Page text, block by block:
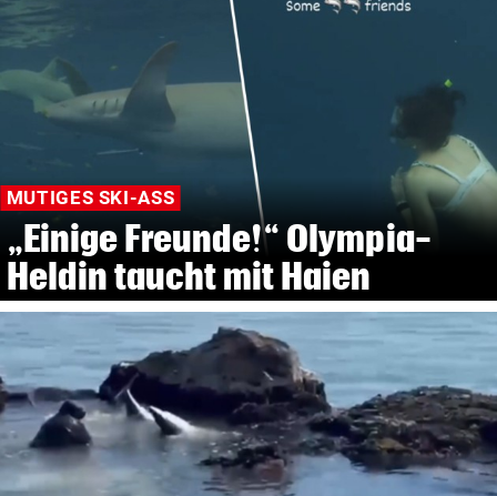
MUTIGES SKI-ASS
„Einige Freunde!“ Olympia-
Heldin taucht mit Haien